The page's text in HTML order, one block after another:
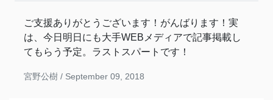
ご支援ありがとうございます！がんばります！実
は、今日明日にも大手WEBメディアで記事掲載し
てもらう予定。ラストスパートです！
宮野公樹 / September 09, 2018